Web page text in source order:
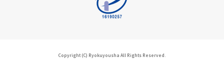
Copyright (C) Ryokuyousha All Rights Reserved.